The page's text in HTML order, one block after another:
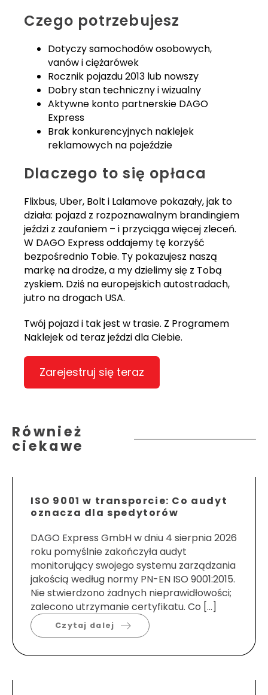
Czego potrzebujesz
Dotyczy samochodów osobowych,
vanów i ciężarówek
Rocznik pojazdu 2013 lub nowszy
Dobry stan techniczny i wizualny
Aktywne konto partnerskie DAGO
Express
Brak konkurencyjnych naklejek
reklamowych na pojeździe
Dlaczego to się opłaca
Flixbus, Uber, Bolt i Lalamove pokazały, jak to
działa: pojazd z rozpoznawalnym brandingiem
jeździ z zaufaniem – i przyciąga więcej zleceń.
W DAGO Express oddajemy tę korzyść
bezpośrednio Tobie. Ty pokazujesz naszą
markę na drodze, a my dzielimy się z Tobą
zyskiem. Dziś na europejskich autostradach,
jutro na drogach USA.
Twój pojazd i tak jest w trasie. Z Programem
Naklejek od teraz jeździ dla Ciebie.
Zarejestruj się teraz
Również
ciekawe
ISO 9001 w transporcie: Co audyt
oznacza dla spedytorów
DAGO Express GmbH w dniu 4 sierpnia 2026
roku pomyślnie zakończyła audyt
monitorujący swojego systemu zarządzania
jakością według normy PN-EN ISO 9001:2015.
Nie stwierdzono żadnych nieprawidłowości;
zalecono utrzymanie certyfikatu. Co […]
Czytaj dalej